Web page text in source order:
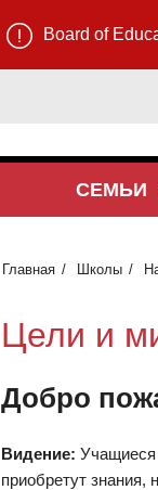
Board of
СЕМЬИ
Главная Школы
Цели и
Добро
Видение: Учащиеся
приобретут